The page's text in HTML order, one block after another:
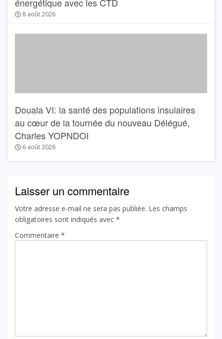
énergétique avec les CTD
8 août 2026
Douala VI: la santé des populations insulaires
au cœur de la tournée du nouveau Délégué,
Charles YOPNDOI
6 août 2026
Laisser un commentaire
Votre adresse e-mail ne sera pas publiée. Les champs
obligatoires sont indiqués avec *
Commentaire *